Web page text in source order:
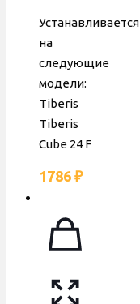
Cube
24F,
бронзовая
группа,
латунный,
30630500100604
Устанавливается
на
следующие
модели:
Tiberis
Tiberis
Cube 24 F
1786 ₽